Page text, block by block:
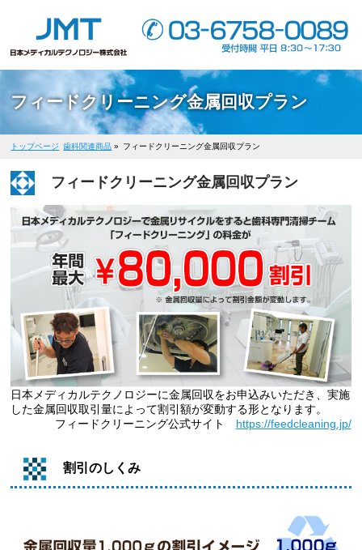
フィードクリーニング金属回収プラン
トップページ 歯科関連商品 » フィードクリーニング金属回収プラン
フィードクリーニング金属回収プラン
日本メディカルテクノロジーに金属回収をお申込みいただき、実施
した金属回収取引量によって割引額が変動する形となります。
フィードクリーニング公式サイト https://feedcleaning.jp/
割引のしくみ